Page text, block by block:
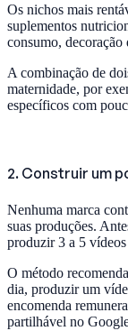
Os nichos mais
suplementos
consumo, decoração
A combinação de
maternidade, por
específicos com
2. Construir um
Nenhuma marca
suas produções.
produzir 3 a 5
O método
dia, produzir um
encomenda
partilhável no